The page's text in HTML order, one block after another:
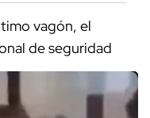
vagón, el
de seguridad